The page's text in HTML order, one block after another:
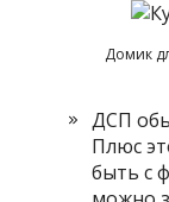
Домик
ДСП
Плюс
быть с